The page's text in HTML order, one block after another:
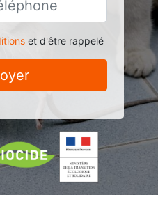
et d'être rappelé